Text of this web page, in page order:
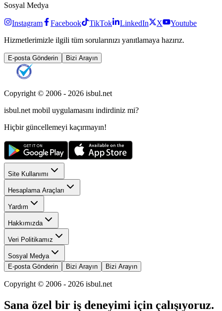
Sosyal Medya
Instagram Facebook TikTok LinkedIn X
Youtube
Hizmetlerimizle ilgili tüm sorularınızı yanıtlamaya hazırız.
E-posta Gönderin Bizi Arayın
Copyright © 2006 - 2026 isbul.net
isbul.net mobil uygulamasını indirdiniz mi?
Hiçbir güncellemeyi kaçırmayın!
Site Kullanımı
Hesaplama Araçları
Yardım
Hakkımızda
Veri Politikamız
Sosyal Medya
E-posta Gönderin
Bizi Arayın Bizi Arayın
Copyright © 2006 - 2026 isbul.net
Sana özel bir iş deneyimi için çalışıyoruz.